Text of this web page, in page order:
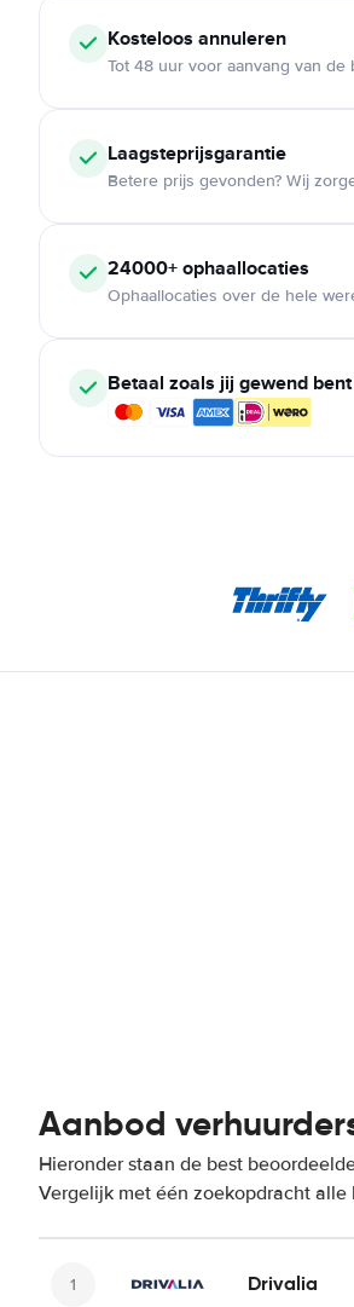
Kosteloos annuleren
Tot 48 uur voor aanvang van
Laagsteprijsgarantie
Betere prijs gevonden? Wij
24000+ophaallocaties
Ophaallocaties over de hele
Betaal zoals jij gewend bent
Aanbod
Hieronder staan de best
Vergelijk met één zoekopdracht
Drivalia